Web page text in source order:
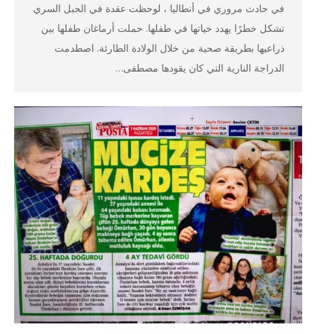
في حادث مروري في أنطاليا ، لوحظت عقدة في الحبل السري
تشكل خطرًا يهدد حياتها في طفلها. حملت أرماغان طفلها بين
ذراعيها بطريقة صحية من خلال الولادة الطارئة. اصطدمت
الدراجة النارية التي كان يقودها مصطفى…